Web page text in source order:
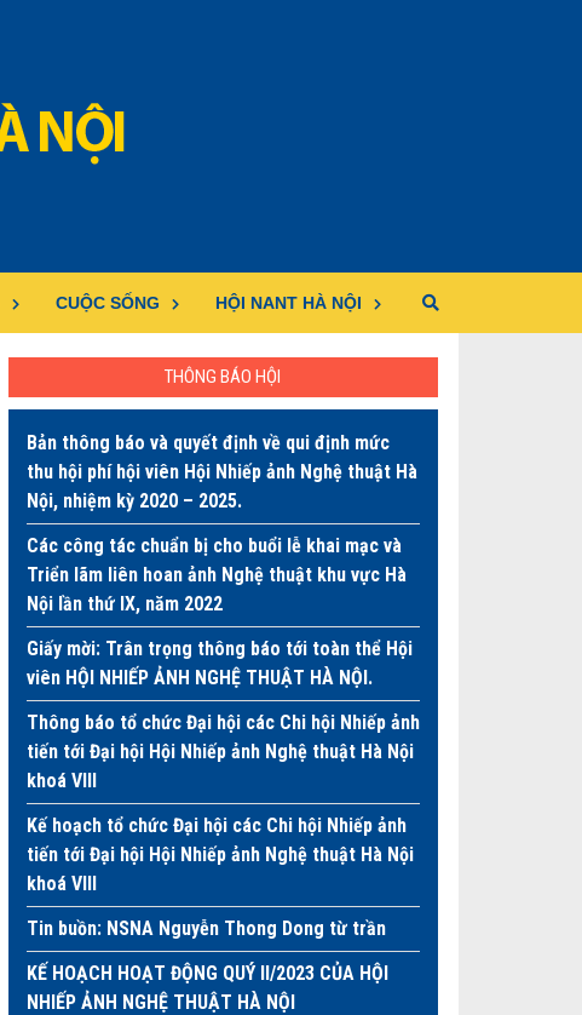
CUỘC SỐNG HỘI NANT HÀ NỘI
THÔNG BÁO HỘI
Bản thông báo và quyết định về qui định mức
thu hội phí hội viên Hội Nhiếp ảnh Nghệ thuật Hà
Nội, nhiệm kỳ 2020 – 2025.
Các công tác chuẩn bị cho buổi lễ khai mạc và
Triển lãm liên hoan ảnh Nghệ thuật khu vực Hà
Nội lần thứ IX, năm 2022
Giấy mời: Trân trọng thông báo tới toàn thể Hội
viên HỘI NHIẾP ẢNH NGHỆ THUẬT HÀ NỘI.
Thông báo tổ chức Đại hội các Chi hội Nhiếp ảnh
tiến tới Đại hội Hội Nhiếp ảnh Nghệ thuật Hà Nội
khoá VIII
Kế hoạch tổ chức Đại hội các Chi hội Nhiếp ảnh
tiến tới Đại hội Hội Nhiếp ảnh Nghệ thuật Hà Nội
khoá VIII
Tin buồn: NSNA Nguyễn Thong Dong từ trần
KẾ HOẠCH HOẠT ĐỘNG QUÝ II/2023 CỦA HỘI
NHIẾP ẢNH NGHỆ THUẬT HÀ NỘI